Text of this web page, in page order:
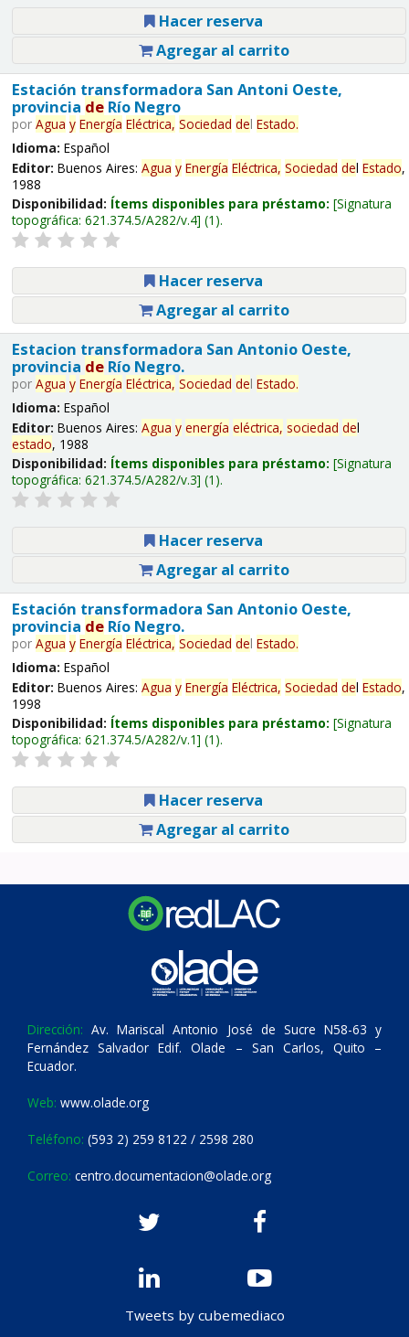
Hacer reserva
Agregar al carrito
Estación transformadora San Antoni Oeste,
provincia deRío Negro
por Agua y Energía Eléctrica, Sociedad del Estado.
Idioma: Español
Editor: Buenos Aires: Agua y Energía Eléctrica, Sociedad del Estado,
1988
Disponibilidad: Ítems disponibles para préstamo: Signatura
topográfica: 621.374.5/A282/v.4 (1).
Hacer reserva
Agregar al carrito
Estacion transformadora San Antonio Oeste,
provincia deRío Negro.
por Agua y Energía Eléctrica, Sociedad del Estado.
Idioma: Español
Editor: Buenos Aires: Agua y energía eléctrica, sociedad del
estado, 1988
Disponibilidad: Ítems disponibles para préstamo: Signatura
topográfica: 621.374.5/A282/v.3 (1).
Hacer reserva
Agregar al carrito
Estación transformadora San Antonio Oeste,
provincia deRío Negro.
por Agua y Energía Eléctrica, Sociedad del Estado.
Idioma: Español
Editor: Buenos Aires: Agua y Energía Eléctrica, Sociedad del Estado,
1998
Disponibilidad: Ítems disponibles para préstamo: Signatura
topográfica: 621.374.5/A282/v.1 (1).
Hacer reserva
Agregar al carrito
Dirección: Av. Mariscal Antonio José de Sucre N58-63 y
Fernández Salvador Edif. Olade – San Carlos, Quito –
Ecuador.
Web: www.olade.org
Teléfono: (593 2) 259 8122 / 2598 280
Correo: centro.documentacion@olade.org
Tweets by cubemediaco